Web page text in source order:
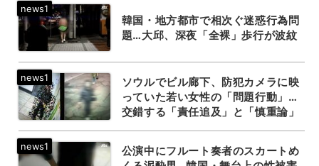
韓国・地方都市で相次ぐ迷惑行為問
題…大邱、深夜「全裸」歩行が波紋
ソウルでビル廊下、防犯カメラに映
っていた若い女性の「問題行動」…
交錯する「責任追及」と「慎重論」
公演中にフルート奏者のスカートめ